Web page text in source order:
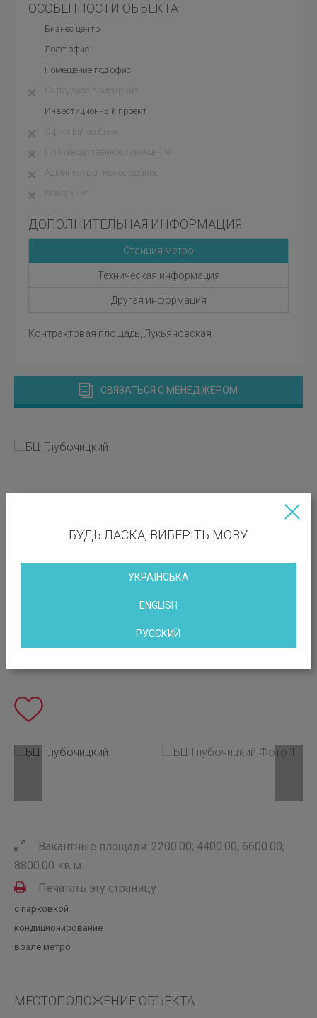
ОСОБЕННОСТИ ОБЪЕКТА
Бизнес центр
Лофт офис
Помещение под офис
Складское помещение
Инвестиционный проект
Офисный особняк
Производственное помещение
Административное здание
Коворкинг
ДОПОЛНИТЕЛЬНАЯ ИНФОРМАЦИЯ
Станция метро
Техническая информация
Другая информация
Контрактовая площадь, Лукьяновская
СВЯЗАТЬСЯ С МЕНЕДЖЕРОМ
Вакантные площади: 2200.00; 4400.00; 6600.00;
8800.00 кв.м
Печатать эту страницу
с парковкой
кондиционирование
возле метро
МЕСТОПОЛОЖЕНИЕ ОБЪЕКТА
БУДЬ ЛАСКА, ВИБЕРІТЬ МОВУ
УКРАЇНСЬКА
ENGLISH
РУССКИЙ